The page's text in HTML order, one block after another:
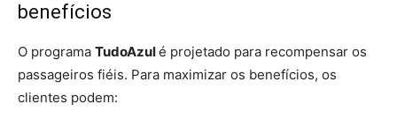
benefícios
O programa TudoAzulé projetado para recompensar os
passageiros fiéis. Para maximizar os benefícios, os
clientes podem: